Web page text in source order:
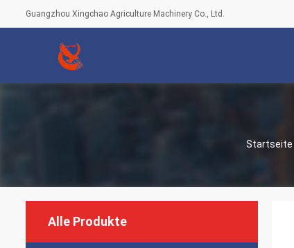
Guangzhou Xingchao Agriculture Machinery Co., Ltd.
Startseite
Alle Produkte